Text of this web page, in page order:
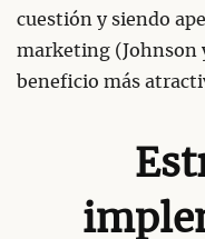
cuestión y siendo
marketing (Johnson
beneficio más